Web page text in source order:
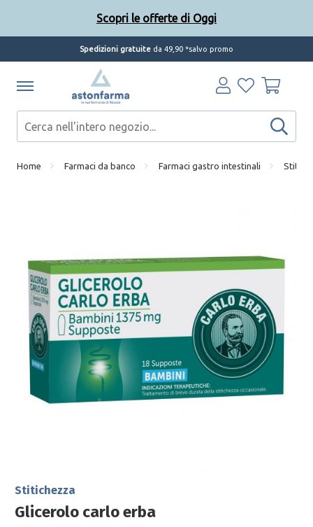
Spedizioni gratuite da 49,90 *salvo promo
Home Farmaci da banco Farmaci gastro intestinali
Stitichezza
Glicerolo carlo erba
Scopri le offerte di Oggi